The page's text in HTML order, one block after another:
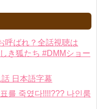
呼ばれ？全話視聴は
き狐たち #DMMショー
日本語字幕
를 죽였다!!!!??? 나인룸